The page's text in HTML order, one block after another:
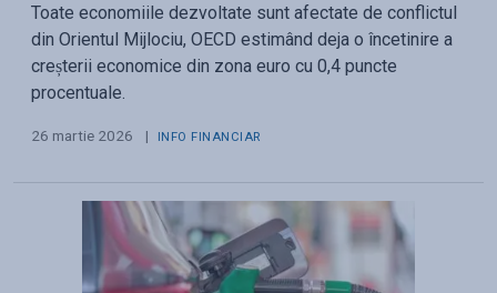
Toate economiile dezvoltate sunt afectate de conflictul
din Orientul Mijlociu, OECD estimând deja o încetinire a
creșterii economice din zona euro cu 0,4 puncte
procentuale.
26 martie 2026 | INFO FINANCIAR